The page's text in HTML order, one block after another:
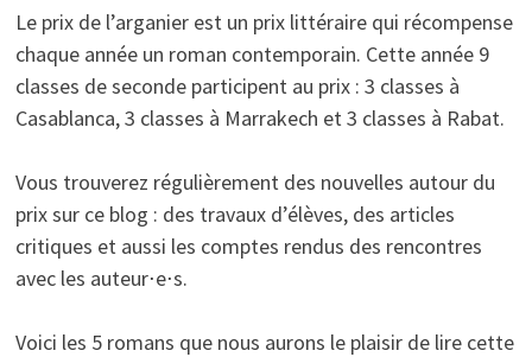
Le prix de l’arganier est un prix littéraire qui récompense
chaque année un roman contemporain. Cette année 9
classes de seconde participent au prix : 3 classes à
Casablanca, 3 classes à Marrakech et 3 classes à Rabat.
Vous trouverez régulièrement des nouvelles autour du
prix sur ce blog : des travaux d’élèves, des articles
critiques et aussi les comptes rendus des rencontres
avec les auteur⋅e⋅s.
Voici les 5 romans que nous aurons le plaisir de lire cette